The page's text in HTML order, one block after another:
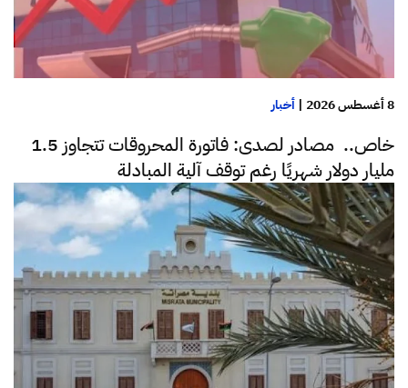
8 أغسطس 2026 | أخبار
خاص.. مصادر لصدى: فاتورة المحروقات تتجاوز 1.5
مليار دولار شهريًا رغم توقف آلية المبادلة